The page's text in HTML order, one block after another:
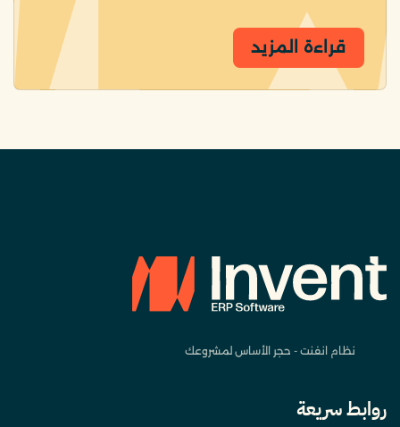
قراءة المزيد
نظام انفنت - حجر الأساس لمشروعك
روابط سريعة